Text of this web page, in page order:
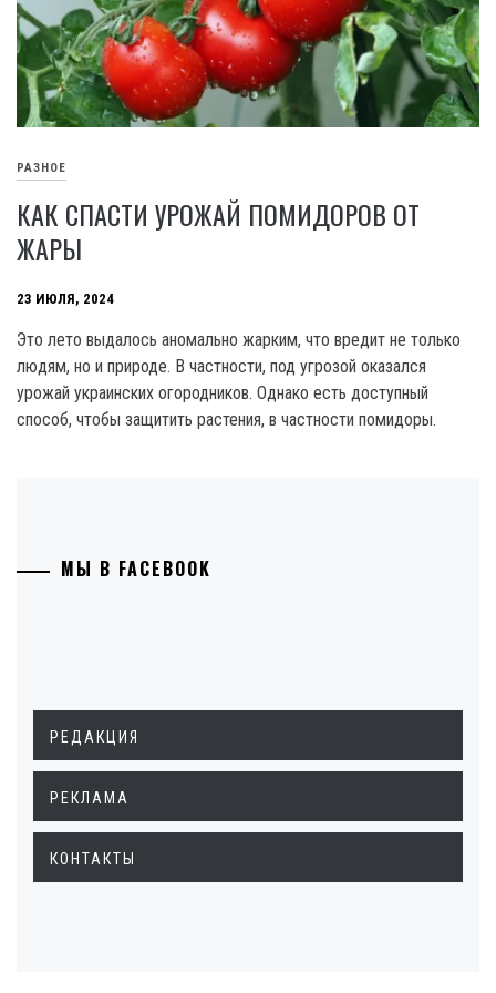
РАЗНОЕ
КАК СПАСТИ УРОЖАЙ ПОМИДОРОВ ОТ
ЖАРЫ
23 ИЮЛЯ, 2024
Это лето выдалось аномально жарким, что вредит не только
людям, но и природе. В частности, под угрозой оказался
урожай украинских огородников. Однако есть доступный
способ, чтобы защитить растения, в частности помидоры.
МЫ В FACEBOOK
РЕДАКЦИЯ
РЕКЛАМА
КОНТАКТЫ